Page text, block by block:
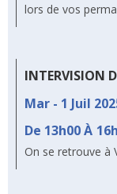
lors de vos
INTERVISION
Mar - 1 Juil
De 13h00 À
On se retrouve à